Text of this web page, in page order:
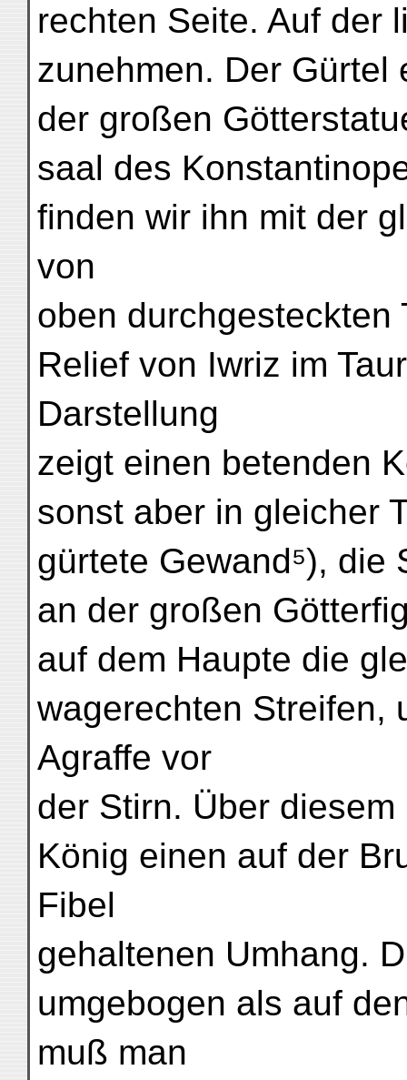
rechten Seite. Auf der
zunehmen. Der Gürtel
der großen
saal des
finden wir ihn mit der
von
oben durchgesteckten
Relief von Iwriz im
Darstellung
zeigt einen betenden
sonst aber in gleicher
gürtete Gewand⁵), die
an der großen
auf dem Haupte die
wagerechten Streifen,
Agraffe vor
der Stirn. Über
König einen auf der
Fibel
gehaltenen Umhang.
umgebogen als auf
muß man